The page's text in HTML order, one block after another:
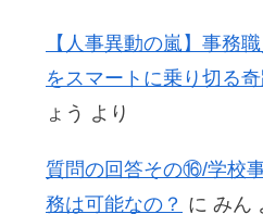
【人事異動の嵐】事務
をスマートに乗り切る
ょう より
質問の回答その⑯/学校
務は可能なの？ に みん